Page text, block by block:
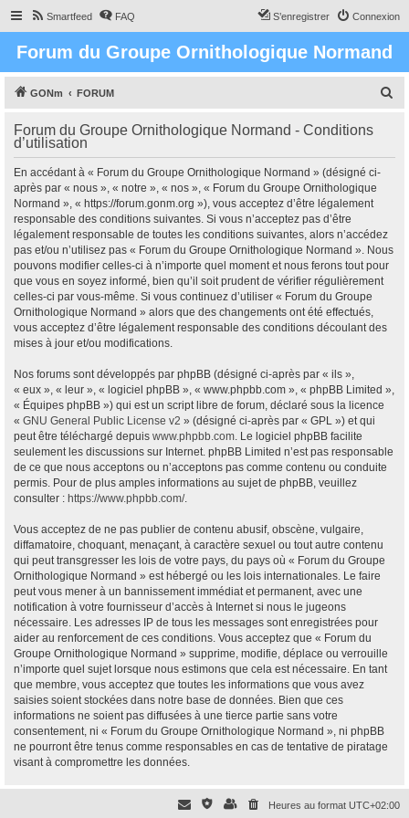
Smartfeed FAQ Connexion
S’enregistrer
Forum du Groupe Ornithologique Normand
GONm FORUM
h
Forum du Groupe Ornithologique Normand - Conditions
d’utilisation
En accédant à « Forum du Groupe Ornithologique Normand » (désigné ci-
après par « nous », « notre », « nos », « Forum du Groupe Ornithologique
Normand », « https://forum.gonm.org »), vous acceptez d’être légalement
responsable des conditions suivantes. Si vous n’acceptez pas d’être
légalement responsable de toutes les conditions suivantes, alors n’accédez
pas et/ou n’utilisez pas « Forum du Groupe Ornithologique Normand ». Nous
pouvons modifier celles-ci à n’importe quel moment et nous ferons tout pour
que vous en soyez informé, bien qu’il soit prudent de vérifier régulièrement
celles-ci par vous-même. Si vous continuez d’utiliser « Forum du Groupe
Ornithologique Normand » alors que des changements ont été effectués,
vous acceptez d’être légalement responsable des conditions découlant des
mises à jour et/ou modifications.
Nos forums sont développés par phpBB (désigné ci-après par « ils »,
« eux », « leur », « logiciel phpBB », « www.phpbb.com », « phpBB Limited »,
« Équipes phpBB ») qui est un script libre de forum, déclaré sous la licence
« GNU General Public License v2 » (désigné ci-après par « GPL ») et qui
peut être téléchargé depuis www.phpbb.com. Le logiciel phpBB facilite
seulement les discussions sur Internet. phpBB Limited n’est pas responsable
de ce que nous acceptons ou n’acceptons pas comme contenu ou conduite
permis. Pour de plus amples informations au sujet de phpBB, veuillez
consulter : https://www.phpbb.com/.
Vous acceptez de ne pas publier de contenu abusif, obscène, vulgaire,
diffamatoire, choquant, menaçant, à caractère sexuel ou tout autre contenu
qui peut transgresser les lois de votre pays, du pays où « Forum du Groupe
Ornithologique Normand » est hébergé ou les lois internationales. Le faire
peut vous mener à un bannissement immédiat et permanent, avec une
notification à votre fournisseur d’accès à Internet si nous le jugeons
nécessaire. Les adresses IP de tous les messages sont enregistrées pour
aider au renforcement de ces conditions. Vous acceptez que « Forum du
Groupe Ornithologique Normand » supprime, modifie, déplace ou verrouille
n’importe quel sujet lorsque nous estimons que cela est nécessaire. En tant
que membre, vous acceptez que toutes les informations que vous avez
saisies soient stockées dans notre base de données. Bien que ces
informations ne soient pas diffusées à une tierce partie sans votre
consentement, ni « Forum du Groupe Ornithologique Normand », ni phpBB
ne pourront être tenus comme responsables en cas de tentative de piratage
visant à compromettre les données.
Heures au format UTC+02:00